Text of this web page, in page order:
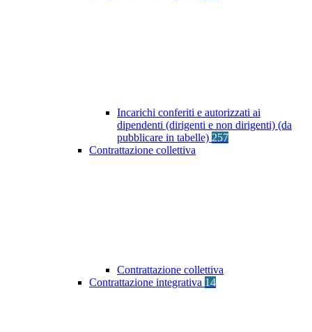
Incarichi conferiti e autorizzati ai
dipendenti (dirigenti e non dirigenti) (da
pubblicare in tabelle) 257
Contrattazione collettiva
Contrattazione collettiva
Contrattazione integrativa 14